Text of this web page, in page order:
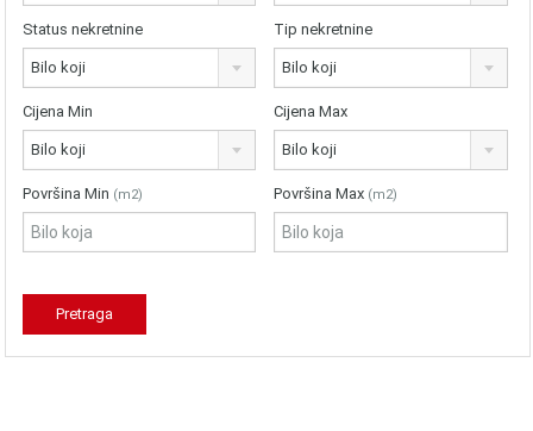
Status nekretnine
Bilo koji
Tip nekretnine
Bilo koji
Cijena Min
Bilo koji
Cijena Max
Bilo koji
Površina Min (m2) Površina Max (m2)